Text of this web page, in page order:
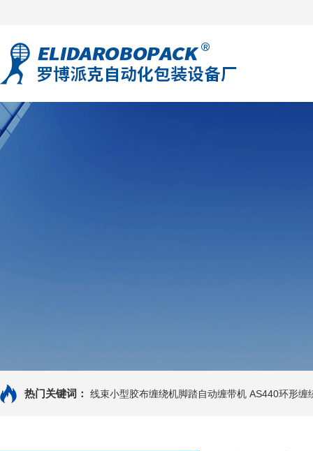
热门关键词： 线束小型胶布缠绕机脚踏自动缠带机 AS440环形缠